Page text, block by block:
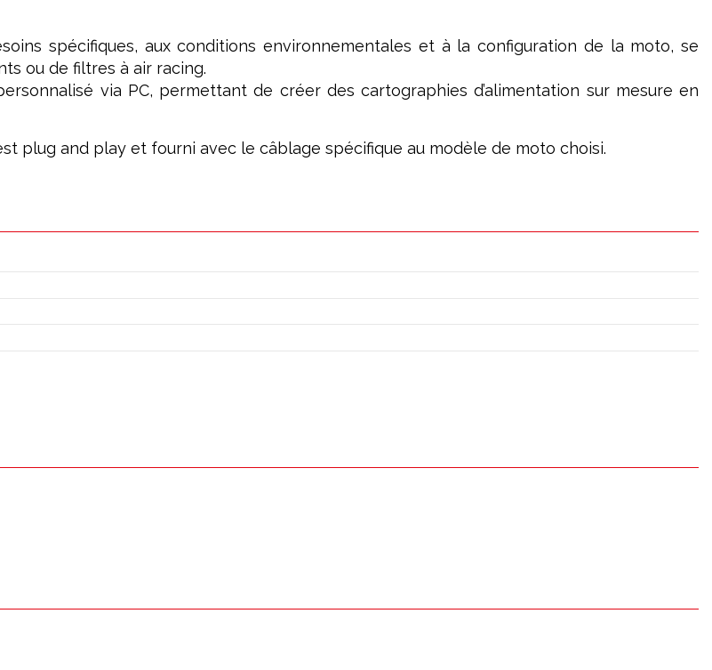
spécifiques, aux conditions environnementales et à la configuration de la moto, se
ou de filtres à air racing.
via PC, permettant de créer des cartographies d’alimentation sur mesure en
plug and play et fourni avec le câblage spécifique au modèle de moto choisi.